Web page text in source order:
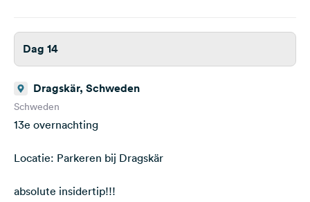
Dag 14
Dragskär, Schweden
Schweden
13e overnachting
Locatie: Parkeren bij Dragskär
absolute insidertip!!!